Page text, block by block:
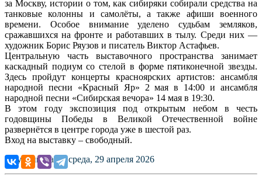
за Москву, истории о том, как сибиряки собирали средства на
танковые колонны и самолёты, а также афиши военного
времени. Особое внимание уделено судьбам земляков,
сражавшихся на фронте и работавших в тылу. Среди них —
художник Борис Ряузов и писатель Виктор Астафьев.
Центральную часть выставочного пространства занимает
каскадный подиум со стелой в форме пятиконечной звезды.
Здесь пройдут концерты красноярских артистов: ансамбля
народной песни «Красный Яр» 2 мая в 14:00 и ансамбля
народной песни «Сибирская вечора» 14 мая в 19:30.
В этом году экспозиция под открытым небом в честь
годовщины Победы в Великой Отечественной войне
развернётся в центре города уже в шестой раз.
Вход на выставку – свободный.
Опубликовано: среда, 29 апреля 2026